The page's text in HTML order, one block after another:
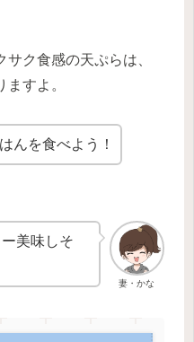
ク食感の天ぷらは、
すよ。
んを食べよう！
妻・かな
美味しそ